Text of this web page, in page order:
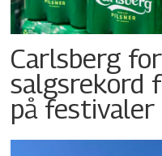
Carlsberg
salgsrekord
på festivaler